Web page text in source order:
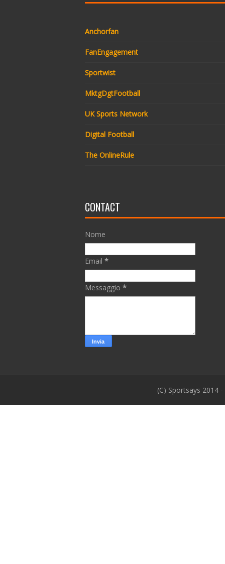
Anchorfan
FanEngagement
Sportwist
MktgDgtFootball
UK Sports Network
Digital Football
The OnlineRule
CONTACT
Nome
Email *
Messaggio *
(C) Sportsays 2014